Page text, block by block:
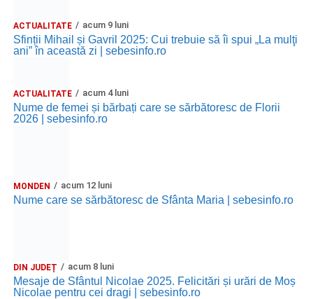
ACTUALITATE acum 9 luni
Sfinții Mihail și Gavril 2025: Cui trebuie să îi spui „La mulţi
ani” în această zi | sebesinfo.ro
ACTUALITATE acum 4 luni
Nume de femei și bărbați care se sărbătoresc de Florii
2026 | sebesinfo.ro
MONDEN acum 12 luni
Nume care se sărbătoresc de Sfânta Maria | sebesinfo.ro
DIN JUDEȚ acum 8 luni
Mesaje de Sfântul Nicolae 2025. Felicitări și urări de Moș
Nicolae pentru cei dragi | sebesinfo.ro